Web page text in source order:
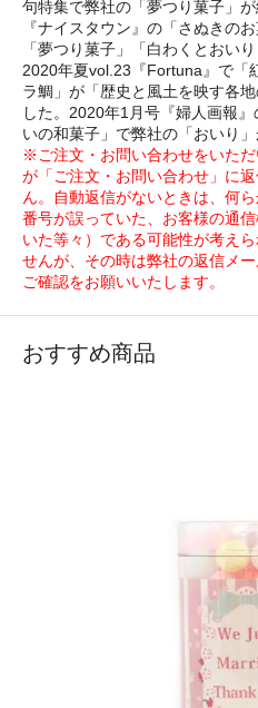
句特集で弊社の「夢つり菓子」
『ナイスタウン』の「さぬきの
「夢つり菓子」「白わくとおい
2020年夏vol.23『Fortuna』で「
ラ鯛」が「歴史と風土を映す各
した。2020年1月号『婦人画報
いの和菓子」で弊社の「おいり」
※ご注文・お問い合わせをいた
が「ご注文・お問い合わせ」に
ん。自動返信がないときは、何
番号が誤っていた、お客様の通
いた等々）である可能性が考え
せんが、その時は弊社の返信メ
ご確認をお願いいたします。
おすすめ商品